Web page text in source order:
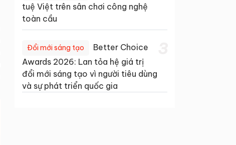
tuệ Việt trên sân chơi công nghệ
toàn cầu
Đổi mới sáng tạo
Better Choice
Awards 2026: Lan tỏa hệ giá trị
đổi mới sáng tạo vì người tiêu dùng
và sự phát triển quốc gia